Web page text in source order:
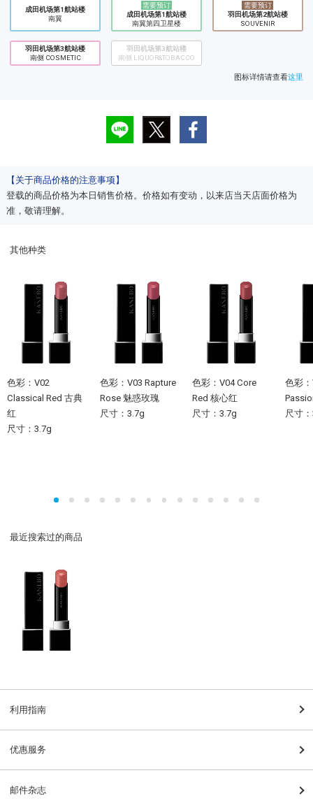
成田机场第1航站楼
南翼
需要预订
成田机场第1航站楼
南翼第四卫星楼
需要预订
​羽田机场第2航站楼
SOUVENIR
羽田机场第3航站楼
南侧 COSMETIC
羽田机场第3航站楼
南侧 LIQUOR&TOBACCO
图标详情请查看这里
【关于商品价格的注意事项】
登载的商品价格为本日销售价格。价格如有变动，以来店当天店面价格为
准，敬请理解。
其他种类
色彩：V02
Classical Red 古典
红
尺寸：3.7g
色彩：V03 Rapture
Rose 魅惑玫瑰
尺寸：3.7g
色彩：V04 Core
Red 核心红
尺寸：3.7g
色彩
尺寸
最近搜索过的商品
利用指南
优惠服务
邮件杂志